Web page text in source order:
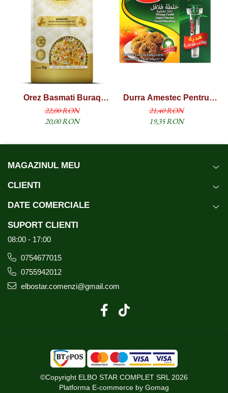
Orez Basmati Buraq
Diamond Sella (1121
XXXL) 1KG
22,00 RON
20,00 RON
Durra Amestec Pentru
Falafel 350g + 15% Free
21,40 RON
19,35 RON
MAGAZINUL MEU
CLIENTI
DATE COMERCIALE
SUPORT CLIENTI
08:00 - 17:00
0754677015
0755942012
elbostar.comenzi@gmail.com
©Copyright ELBO STAR COMPLET SRL 2026
Platforma E-commerce by Gomag